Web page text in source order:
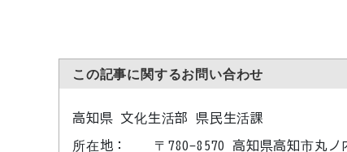
この記事に関するお問い合わせ
高知県 文化生活部 県民生活課
所在地： 〒780-8570 高知県高知市丸ノ